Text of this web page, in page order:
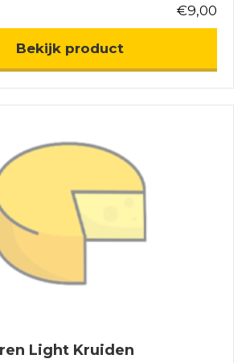
€9,00
Bekijk productabout
Light Kruiden